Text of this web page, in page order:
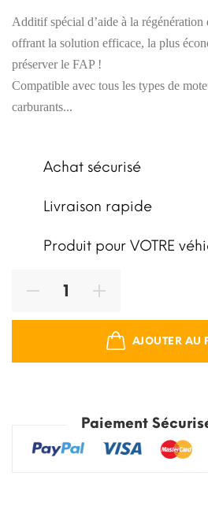
Additif spécial d’aide à la
offrant la solution efficace, la plus
préserver le FAP !
Compatible avec tous les types de
carburants...
Achat sécurisé
Livraison rapide
Produit pour VOTRE
AJOUTER AU
Paiement